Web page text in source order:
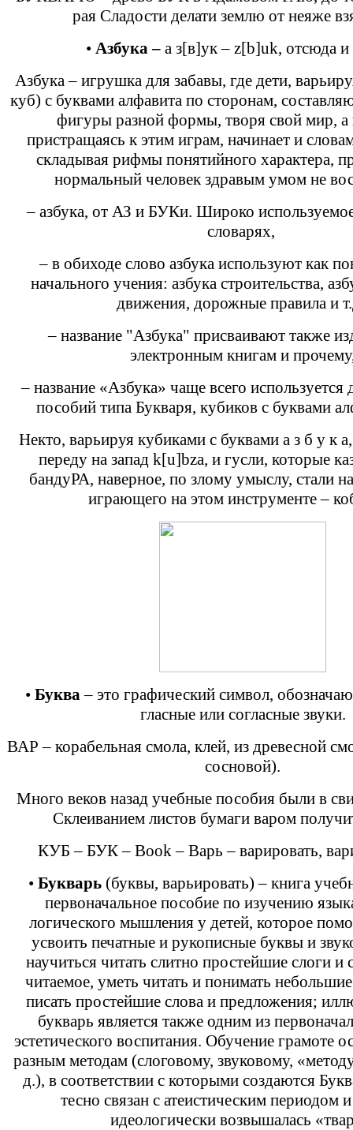
рая Сладости делати землю от неяже
• Азбука – а з[в]ук – z[b]uk, отсюда
Азбука – игрушка для забавы, где дети,
куб) с буквами алфавита по сторонам,
фигуры разной формы, творя свой мир, а
пристращаясь к этим играм, начинает и
складывая рифмы понятийного характера,
нормальный человек здравым умом не
– азбука, от АЗ и БУКи. Широко
словарях,
– в обиходе слово азбука используют как
начального учения: азбука строительства,
движения, дорожные правила и
– название "Азбука" присваивают также
электронным книгам и
– название «Азбука» чаще всего используется
пособий типа Букваря, кубиков с буквами
Некто, варьируя кубиками с буквами а з б у к
переду на запад k[u]bza, и гусли, которые
бандуРА, наверное, по злому умыслу, стали
играющего на этом инструменте –
• Буква– это графический символ,
гласные или согласные звуки.
ВАР – корабельная смола, клей, из древесной
сосновой).
Много веков назад учебные пособия были в
Склеиванием листов бумаги варом
КУБ – БУК – Book – Варь – варировать,
• Букварь (буквы, варьировать) – книга
первоначальное пособие по изучению
логического мышления у детей, которое
усвоить печатные и рукописные буквы и
научиться читать слитно простейшие слоги и
читаемое, уметь читать и понимать
писать простейшие слова и предложения;
букварь является также одним из
эстетического воспитания. Обучение грамоте
разным методам (слоговому, звуковому,
д.), в соответствии с которыми создаются
тесно связан с атеистическим периодом
идеологически возвышалась